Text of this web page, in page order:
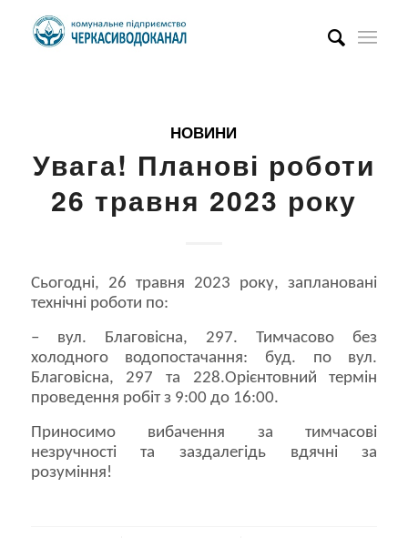
НОВИНИ
Увага! Планові роботи
26 травня 2023 року
Сьогодні, 26 травня 2023 року, заплановані
технічні роботи по:
– вул. Благовісна, 297. Тимчасово без
холодного водопостачання: буд. по вул.
Благовісна, 297 та 228.Орієнтовний термін
проведення робіт з 9:00 до 16:00.
Приносимо вибачення за тимчасові
незручності та заздалегідь вдячні за
розуміння!